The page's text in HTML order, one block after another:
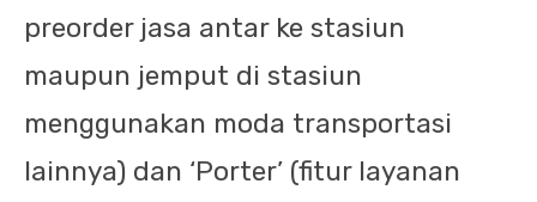
preorder jasa antar ke stasiun
maupun jemput di stasiun
menggunakan moda transportasi
lainnya) dan ‘Porter’ (fitur layanan